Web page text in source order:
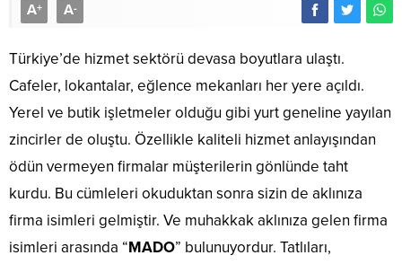
A+ A-
Türkiye’de hizmet sektörü devasa boyutlara ulaştı.
Cafeler, lokantalar, eğlence mekanları her yere açıldı.
Yerel ve butik işletmeler olduğu gibi yurt geneline yayılan
zincirler de oluştu. Özellikle kaliteli hizmet anlayışından
ödün vermeyen firmalar müşterilerin gönlünde taht
kurdu. Bu cümleleri okuduktan sonra sizin de aklınıza
firma isimleri gelmiştir. Ve muhakkak aklınıza gelen firma
isimleri arasında “MADO” bulunuyordur. Tatlıları,